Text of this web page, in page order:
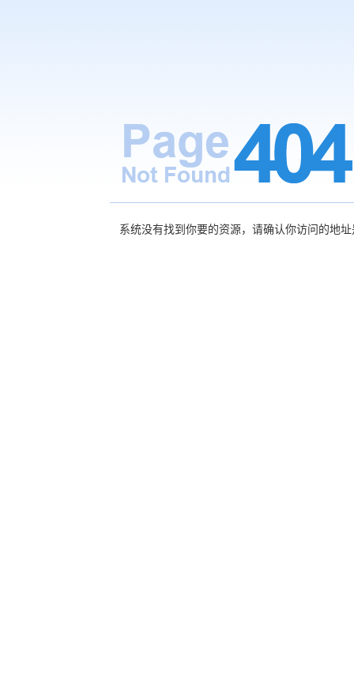
系统没有找到你要的资源，请确认你访问的地